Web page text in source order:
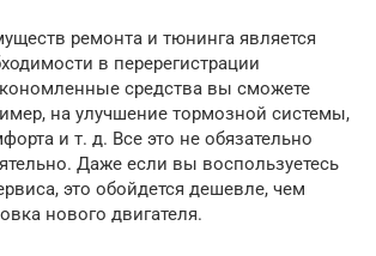
ремонта и тюнинга является
в перерегистрации
средства вы сможете
на улучшение тормозной системы,
и т. д. Все это не обязательно
Даже если вы воспользуетесь
это обойдется дешевле, чем
нового двигателя.